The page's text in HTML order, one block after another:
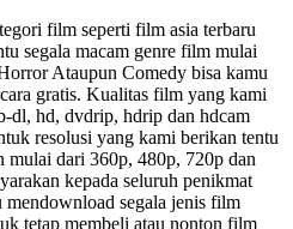
film seperti film asia terbaru
segala macam genre film mulai
Ataupun Comedy bisa kamu
gratis. Kualitas film yang kami
dl, hd, dvdrip, hdrip dan hdcam
resolusi yang kami berikan tentu
mulai dari 360p, 480p, 720p dan
kepada seluruh penikmat
segala jenis film
tetap membeli atau nonton film